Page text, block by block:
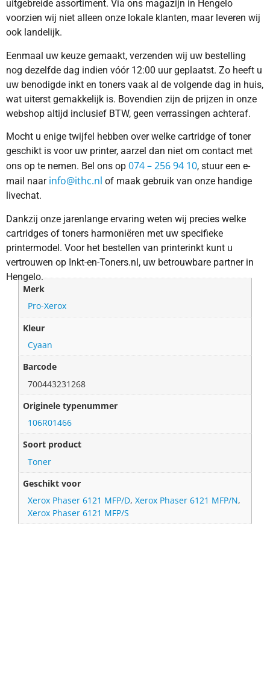
uitgebreide assortiment. Via ons magazijn in Hengelo
voorzien wij niet alleen onze lokale klanten, maar leveren wij
ook landelijk.
Eenmaal uw keuze gemaakt, verzenden wij uw bestelling
nog dezelfde dag indien vóór 12:00 uur geplaatst. Zo heeft u
uw benodigde inkt en toners vaak al de volgende dag in huis,
wat uiterst gemakkelijk is. Bovendien zijn de prijzen in onze
webshop altijd inclusief BTW, geen verrassingen achteraf.
Mocht u enige twijfel hebben over welke cartridge of toner
geschikt is voor uw printer, aarzel dan niet om contact met
ons op te nemen. Bel ons op 074 – 256 94 10, stuur een e-
mail naar info@ithc.nl of maak gebruik van onze handige
livechat.
Dankzij onze jarenlange ervaring weten wij precies welke
cartridges of toners harmoniëren met uw specifieke
printermodel. Voor het bestellen van printerinkt kunt u
vertrouwen op Inkt-en-Toners.nl, uw betrouwbare partner in
Hengelo.
Merk
Pro-Xerox
Kleur
Cyaan
Barcode
700443231268
Originele typenummer
106R01466
Soort product
Toner
Geschikt voor
Xerox Phaser 6121 MFP/D,Xerox Phaser 6121 MFP/N,
Xerox Phaser 6121 MFP/S